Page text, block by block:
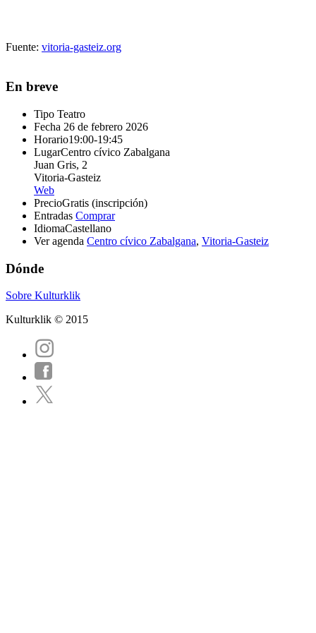
Fuente: vitoria-gasteiz.org
En breve
Tipo Teatro
Fecha 26 de febrero 2026
Horario19:00-19:45
LugarCentro cívico Zabalgana
Juan Gris, 2
Vitoria-Gasteiz
Web
PrecioGratis (inscripción)
Entradas Comprar
IdiomaCastellano
Ver agenda Centro cívico Zabalgana, Vitoria-Gasteiz
Dónde
Sobre Kulturklik
Kulturklik © 2015